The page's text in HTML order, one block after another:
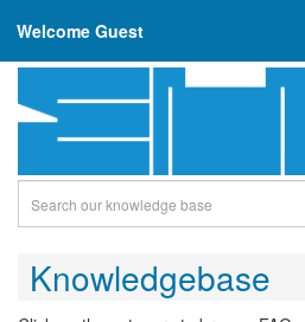
Welcome Guest
Knowledgebase